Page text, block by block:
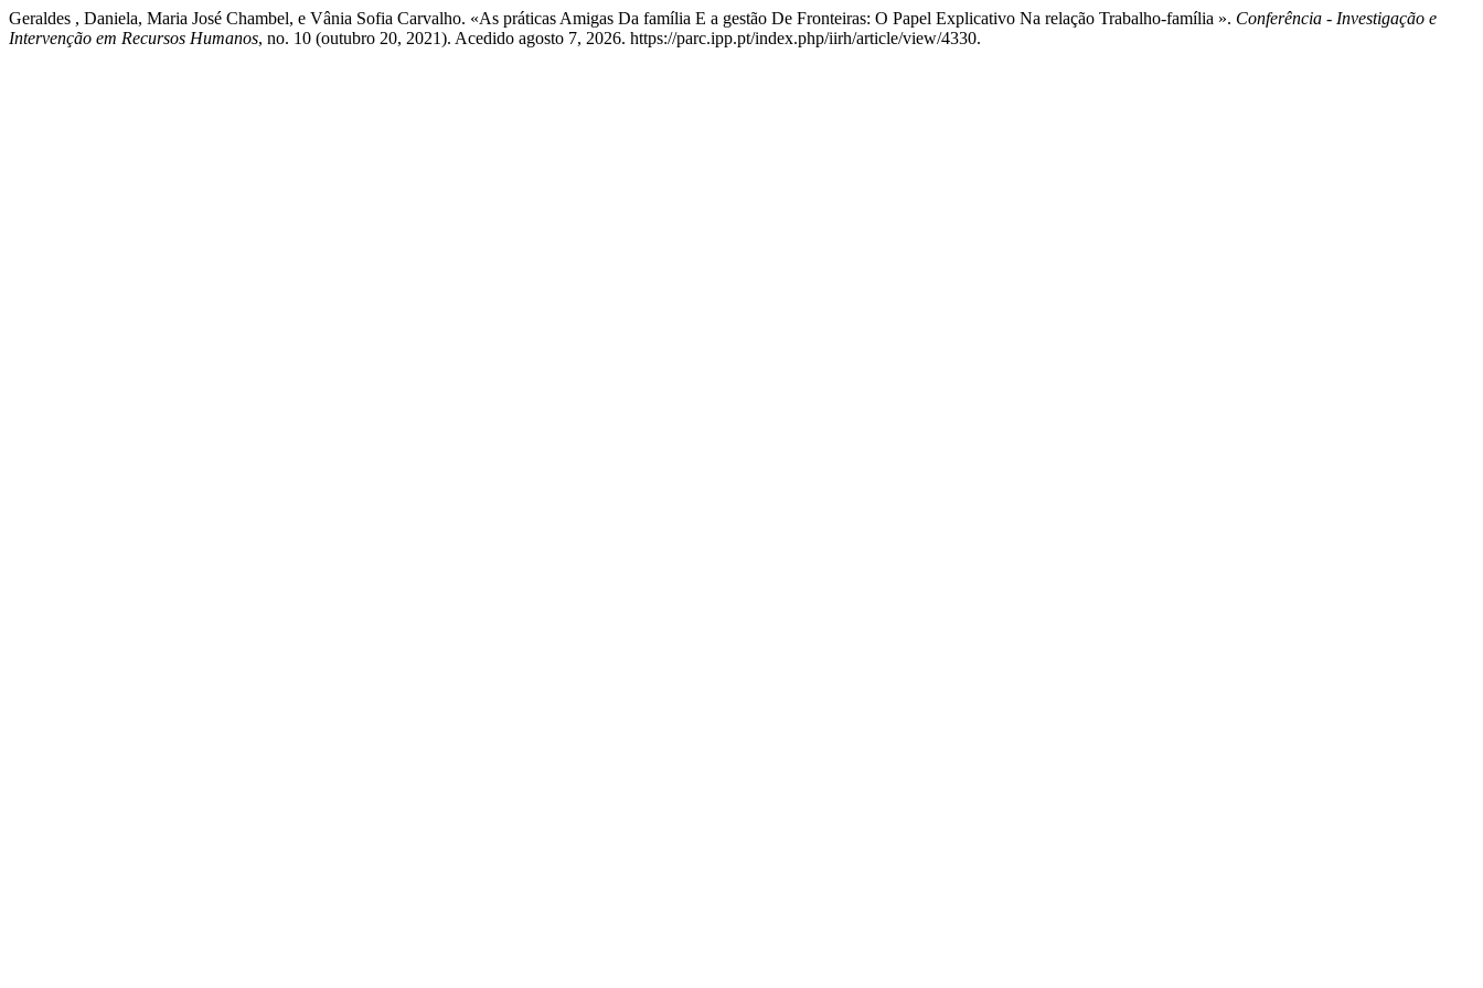
Geraldes , Daniela, Maria José Chambel, e Vânia Sofia Carvalho. «As práticas Amigas Da família E a gestão De Fronteiras: O Papel Explicativo Na relação Trabalho-família ». Conferência - Investigação e
Intervenção em Recursos Humanos, no. 10 (outubro 20, 2021). Acedido agosto 7, 2026. https://parc.ipp.pt/index.php/iirh/article/view/4330.